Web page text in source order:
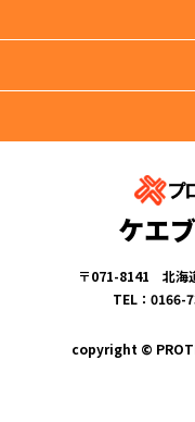
ケエ
〒071-8141 北海
TEL：0166-
copyright ©